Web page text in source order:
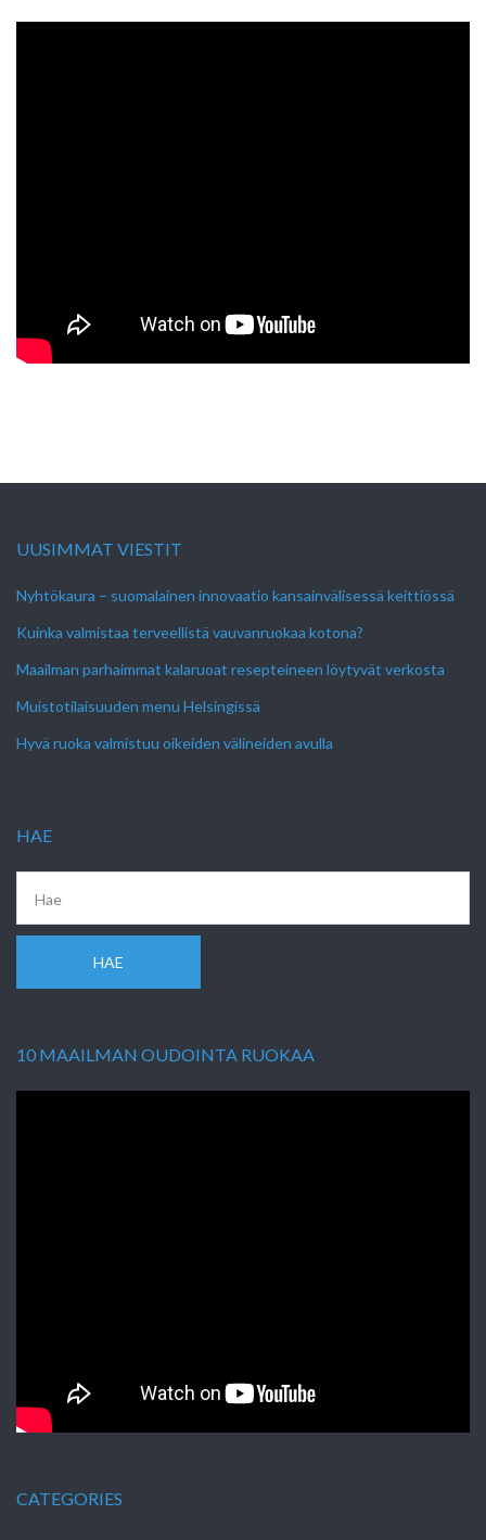
UUSIMMAT VIESTIT
Nyhtökaura – suomalainen innovaatio kansainvälisessä keittiössä
Kuinka valmistaa terveellistä vauvanruokaa kotona?
Maailman parhaimmat kalaruoat resepteineen löytyvät verkosta
Muistotilaisuuden menu Helsingissä
Hyvä ruoka valmistuu oikeiden välineiden avulla
HAE
HAE
10 MAAILMAN OUDOINTA RUOKAA
CATEGORIES